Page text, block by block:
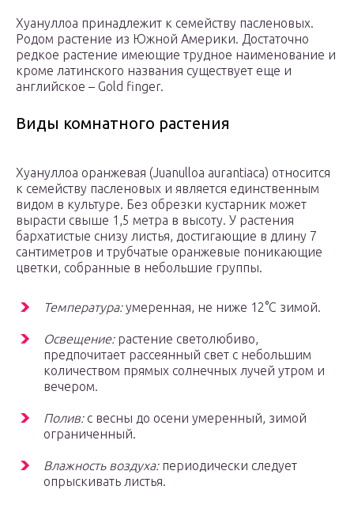
Хуануллоа принадлежит к семейству пасленовых.
Родом растение из Южной Америки. Достаточно
редкое растение имеющие трудное наименование и
кроме латинского названия существует еще и
английское – Gold finger.
Виды комнатного растения
Хуануллоа оранжевая (Juanulloa aurantiaca) относится
к семейству пасленовых и является единственным
видом в культуре. Без обрезки кустарник может
вырасти свыше 1,5 метра в высоту. У растения
бархатистые снизу листья, достигающие в длину 7
сантиметров и трубчатые оранжевые поникающие
цветки, собранные в небольшие группы.
Температура:умеренная, не ниже 12°С зимой.
Освещение: растение светолюбиво,
предпочитает рассеянный свет с небольшим
количеством прямых солнечных лучей утром и
вечером.
Полив:с весны до осени умеренный, зимой
ограниченный.
Влажность воздуха: периодически следует
опрыскивать листья.